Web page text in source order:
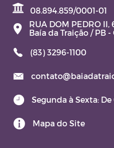
08.894.859/0001-01
RUA DOM PEDRO II,
Baía da Traição / PB
(83) 3296-1100
Segunda à Sexta:
Mapa do Site